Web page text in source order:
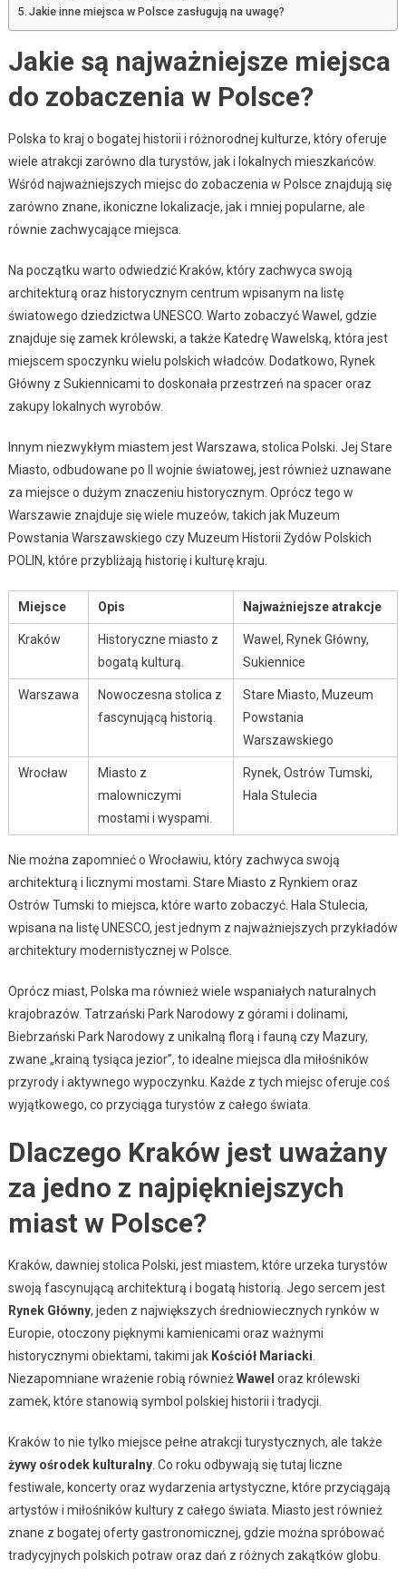
Jakie inne miejsca w Polsce zasługują na uwagę?
Jakie są najważniejsze miejsca
do zobaczenia w Polsce?
Polska to kraj o bogatej historii i różnorodnej kulturze, który oferuje
wiele atrakcji zarówno dla turystów, jak i lokalnych mieszkańców.
Wśród najważniejszych miejsc do zobaczenia w Polsce znajdują się
zarówno znane, ikoniczne lokalizacje, jak i mniej popularne, ale
równie zachwycające miejsca.
Na początku warto odwiedzić Kraków, który zachwyca swoją
architekturą oraz historycznym centrum wpisanym na listę
światowego dziedzictwa UNESCO. Warto zobaczyć Wawel, gdzie
znajduje się zamek królewski, a także Katedrę Wawelską, która jest
miejscem spoczynku wielu polskich władców. Dodatkowo, Rynek
Główny z Sukiennicami to doskonała przestrzeń na spacer oraz
zakupy lokalnych wyrobów.
Innym niezwykłym miastem jest Warszawa, stolica Polski. Jej Stare
Miasto, odbudowane po II wojnie światowej, jest również uznawane
za miejsce o dużym znaczeniu historycznym. Oprócz tego w
Warszawie znajduje się wiele muzeów, takich jak Muzeum
Powstania Warszawskiego czy Muzeum Historii Żydów Polskich
POLIN, które przybliżają historię i kulturę kraju.
Miejsce Opis Najważniejsze atrakcje
Kraków
Historyczne miasto z
bogatą kulturą.
Wawel, Rynek Główny,
Sukiennice
Warszawa
Nowoczesna stolica z
fascynującą historią.
Stare Miasto, Muzeum
Powstania
Warszawskiego
Wrocław
Miasto z
malowniczymi
mostami i wyspami.
Rynek, Ostrów Tumski,
Hala Stulecia
Nie można zapomnieć o Wrocławiu, który zachwyca swoją
architekturą i licznymi mostami. Stare Miasto z Rynkiem oraz
Ostrów Tumski to miejsca, które warto zobaczyć. Hala Stulecia,
wpisana na listę UNESCO, jest jednym z najważniejszych przykładów
architektury modernistycznej w Polsce.
Oprócz miast, Polska ma również wiele wspaniałych naturalnych
krajobrazów. Tatrzański Park Narodowy z górami i dolinami,
Biebrzański Park Narodowy z unikalną florą i fauną czy Mazury,
zwane „krainą tysiąca jezior”, to idealne miejsca dla miłośników
przyrody i aktywnego wypoczynku. Każde z tych miejsc oferuje coś
wyjątkowego, co przyciąga turystów z całego świata.
Dlaczego Kraków jest uważany
za jedno z najpiękniejszych
miast w Polsce?
Kraków, dawniej stolica Polski, jest miastem, które urzeka turystów
swoją fascynującą architekturą i bogatą historią. Jego sercem jest
Rynek Główny, jeden z największych średniowiecznych rynków w
Europie, otoczony pięknymi kamienicami oraz ważnymi
historycznymi obiektami, takimi jak Kościół Mariacki
Niezapomniane wrażenie robią równieżWawel oraz królewski
zamek, które stanowią symbol polskiej historii i tradycji.
Kraków to nie tylko miejsce pełne atrakcji turystycznych, ale także
żywy ośrodek kulturalny. Co roku odbywają się tutaj liczne
festiwale, koncerty oraz wydarzenia artystyczne, które przyciągają
artystów i miłośników kultury z całego świata. Miasto jest również
znane z bogatej oferty gastronomicznej, gdzie można spróbować
tradycyjnych polskich potraw oraz dań z różnych zakątków globu.